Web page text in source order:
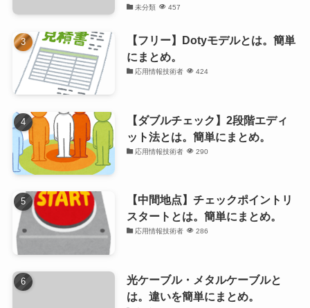
未分類 457
【フリー】Dotyモデルとは。簡単
にまとめ。
応用情報技術者 424
【ダブルチェック】2段階エディ
ット法とは。簡単にまとめ。
応用情報技術者 290
【中間地点】チェックポイントリ
スタートとは。簡単にまとめ。
応用情報技術者 286
光ケーブル・メタルケーブルと
は。違いを簡単にまとめ。